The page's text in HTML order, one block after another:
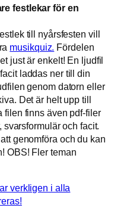
festlekar för en
till nyårsfesten vill
musikquiz. Fördelen
just är enkelt! En ljudfil
laddas ner till din
genom datorn eller
Det är helt upp till
filen finns även pdf-filer
svarsformulär och facit.
genomföra och du kan
OBS! Fler teman
verkligen i alla